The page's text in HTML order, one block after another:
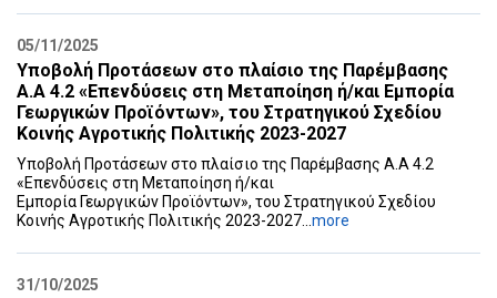
05/11/2025
Υποβολή Προτάσεων στο πλαίσιο της Παρέμβασης
Α.Α 4.2 «Επενδύσεις στη Μεταποίηση ή/και Εμπορία
Γεωργικών Προϊόντων», του Στρατηγικού Σχεδίου
Κοινής Αγροτικής Πολιτικής 2023-2027
Υποβολή Προτάσεων στο πλαίσιο της Παρέμβασης Α.Α 4.2
«Επενδύσεις στη Μεταποίηση ή/και
Εμπορία Γεωργικών Προϊόντων», του Στρατηγικού Σχεδίου
Κοινής Αγροτικής Πολιτικής 2023-2027... more
31/10/2025